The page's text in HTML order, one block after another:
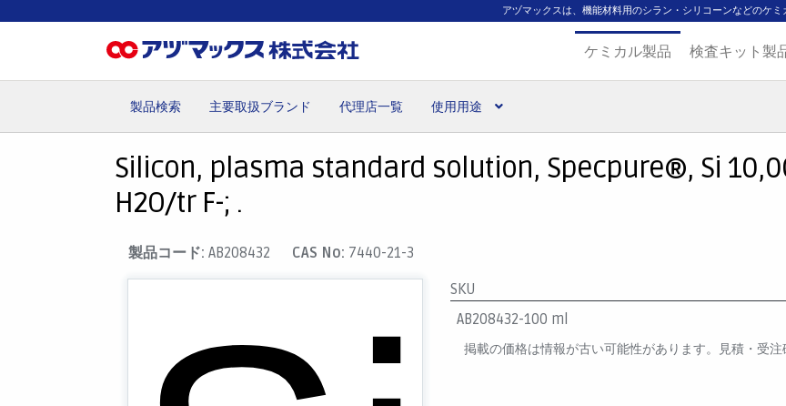
アヅマックスは、機能材料用のシラン・シリコーンなどのケ
ケミカル製品 検査キット製
製品検索 主要取扱ブランド 代理店一覧 使用用途
Silicon, plasma standard solution, Specpure®, Si
H2O/tr F-; .
製品コード:AB208432 CAS No: 7440-21-3
SKU
AB208432-100 ml
掲載の価格は情報が古い可能性があります。見積・受